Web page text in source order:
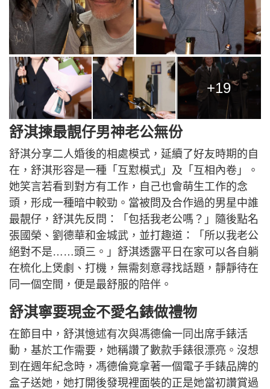
+19
舒淇揀最靚仔男神老公無份
舒淇分享二人婚後的相處模式，延續了好友時期的自
在，舒淇形容是一種「互懟模式」及「互相內卷」。
她笑言若看到對方有工作，自己也會萌生工作的念
頭，形成一種暗中較勁。當被問及合作過的男星中誰
最靚仔，舒淇先反問：「包括我老公嗎？」隨後點名
張國榮、劉德華和金城武，並打趣道：「所以我老公
絕對不是……頭三。」舒淇透露平日在家可以各自躺
在梳化上煲劇、打機，無需刻意尋找話題，靜靜待在
同一個空間，便是最舒服的陪伴。
舒淇寧要現金不愛名錶做禮物
在節目中，舒淇憶述有次與馮德倫一同出席手錶活
動，基於工作需要，她稱讚了數款手錶很漂亮。沒想
到在週年紀念時，馮德倫竟拿著一個電子手錶品牌的
盒子送她，她打開後發現裡面裝的正是她當初讚賞過